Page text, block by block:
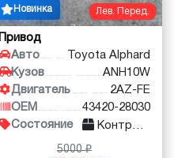
Лев. Перед.
Новинка
Привод
Авто
Toyota Alphard
Кузов
ANH10W
Двигатель
2AZ-FE
OEM
43420-28030
Состояние
Контракт
5000